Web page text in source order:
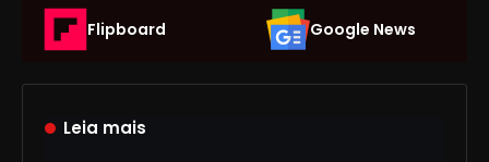
Flipboard Google News
Leia mais